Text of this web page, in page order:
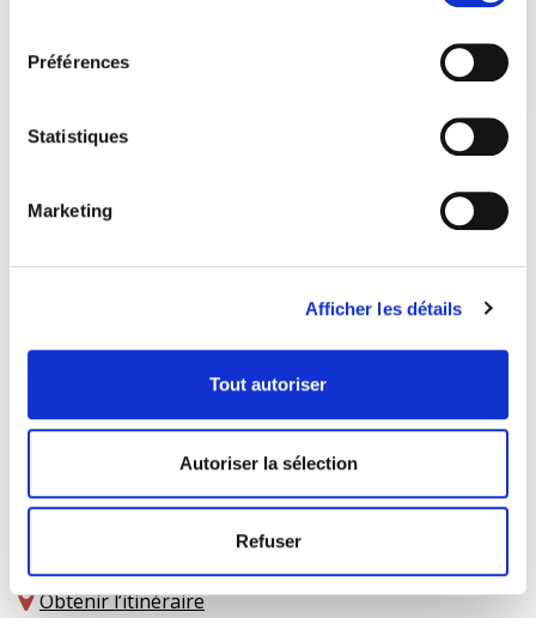
Préférences
Statistiques
Marketing
Afficher les détails
Tout autoriser
Autoriser la sélection
Refuser
COORDONNÉES
Obtenir l’itinéraire